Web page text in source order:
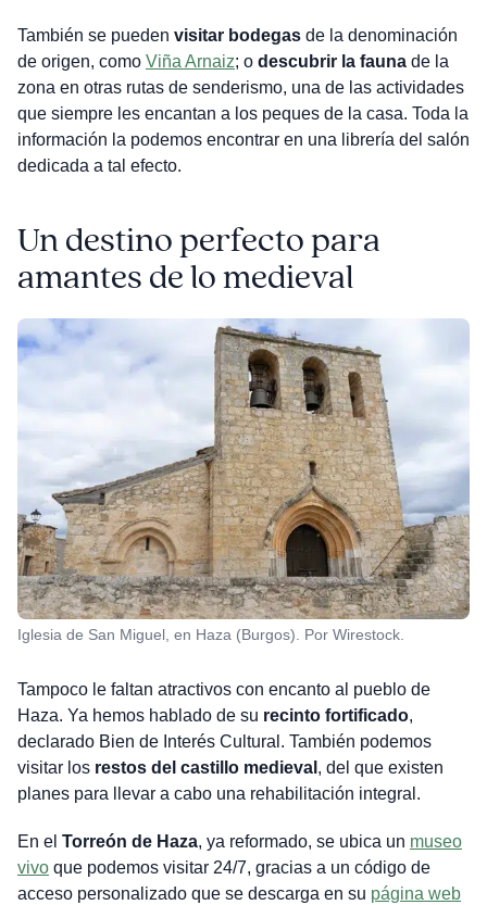
También se pueden visitar bodegasde la denominación
de origen, como Viña Arnaiz; o descubrir la faunade la
zona en otras rutas de senderismo, una de las actividades
que siempre les encantan a los peques de la casa. Toda la
información la podemos encontrar en una librería del salón
dedicada a tal efecto.
Un destino perfecto para
amantes de lo medieval
Iglesia de San Miguel, en Haza (Burgos). Por Wirestock.
Tampoco le faltan atractivos con encanto al pueblo de
Haza. Ya hemos hablado de su recinto fortificado,
declarado Bien de Interés Cultural. También podemos
visitar los restos del castillo medieval , del que existen
planes para llevar a cabo una rehabilitación integral.
En el Torreón de Haza, ya reformado, se ubica un museo
vivoque podemos visitar 24/7, gracias a un código de
acceso personalizado que se descarga en su página web